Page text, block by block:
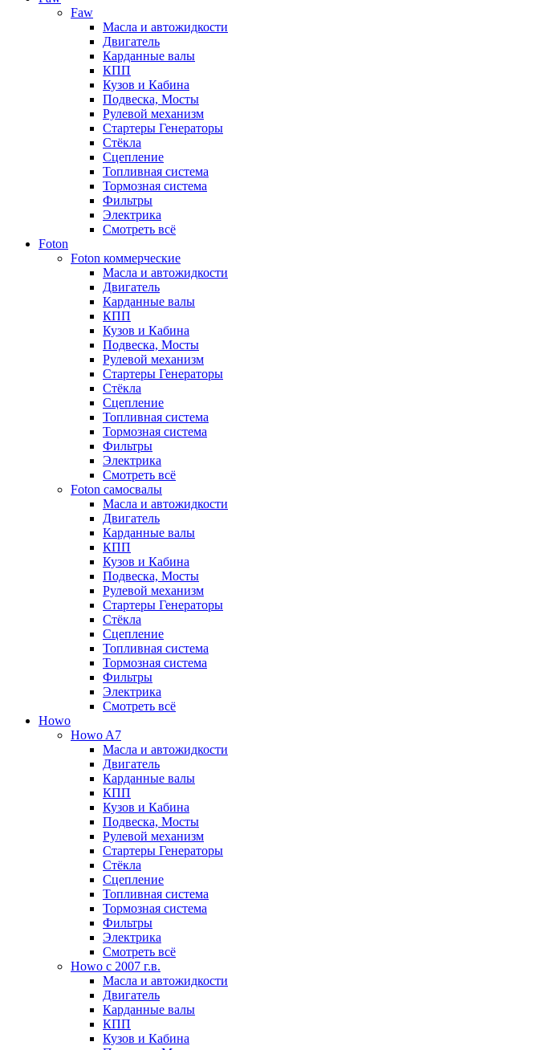
Faw
Масла и автожидкости
Двигатель
Карданные валы
КПП
Кузов и Кабина
Подвеска, Мосты
Рулевой механизм
Стартеры Генераторы
Стёкла
Сцепление
Топливная система
Тормозная система
Фильтры
Электрика
Смотреть всё
Foton
Foton коммерческие
Масла и автожидкости
Двигатель
Карданные валы
КПП
Кузов и Кабина
Подвеска, Мосты
Рулевой механизм
Стартеры Генераторы
Стёкла
Сцепление
Топливная система
Тормозная система
Фильтры
Электрика
Смотреть всё
Foton самосвалы
Масла и автожидкости
Двигатель
Карданные валы
КПП
Кузов и Кабина
Подвеска, Мосты
Рулевой механизм
Стартеры Генераторы
Стёкла
Сцепление
Топливная система
Тормозная система
Фильтры
Электрика
Смотреть всё
Howo
Howo A7
Масла и автожидкости
Двигатель
Карданные валы
КПП
Кузов и Кабина
Подвеска, Мосты
Рулевой механизм
Стартеры Генераторы
Стёкла
Сцепление
Топливная система
Тормозная система
Фильтры
Электрика
Смотреть всё
Howo c 2007 г.в.
Масла и автожидкости
Двигатель
Карданные валы
КПП
Кузов и Кабина